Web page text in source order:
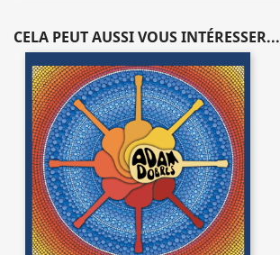
CELA PEUT AUSSI VOUS INTÉRESSER...